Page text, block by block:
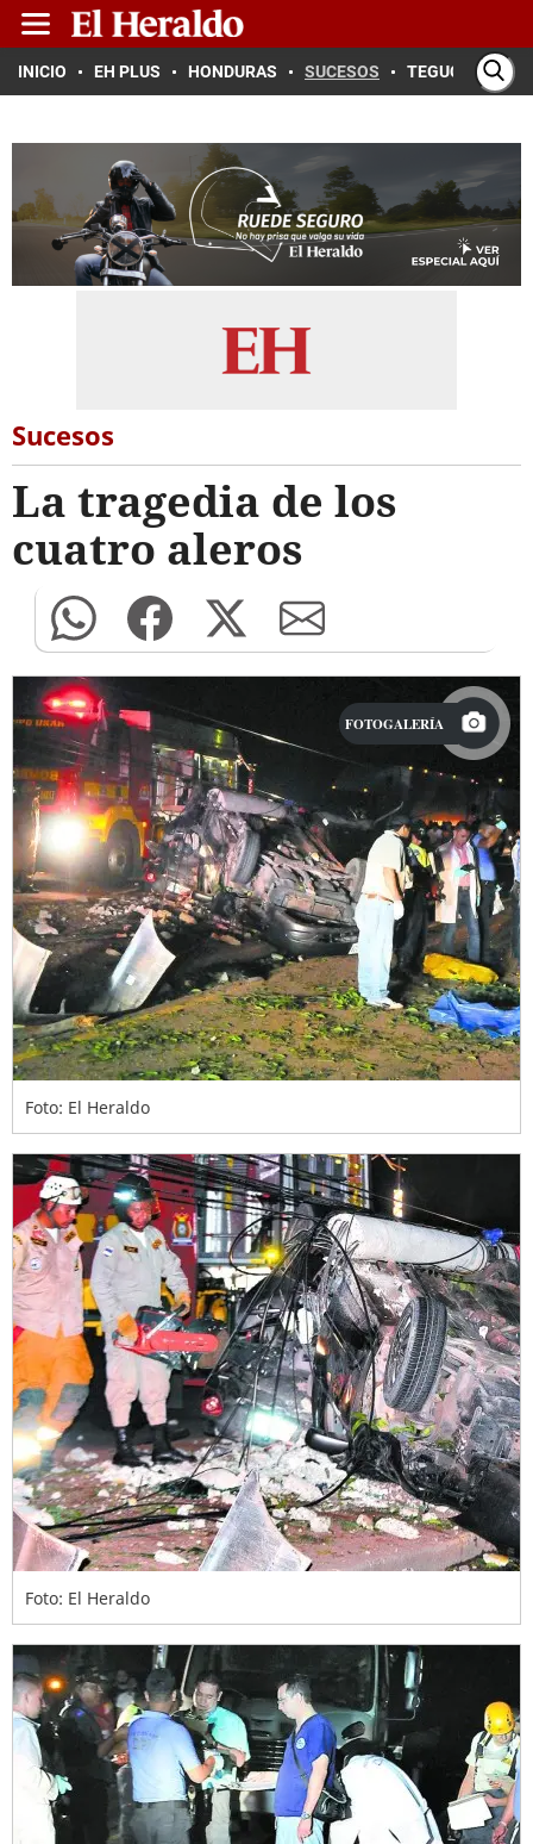
INICIO EH PLUS HONDURAS SUCESOS TEGUCIGALPA
Sucesos
La tragedia de los
cuatro aleros
FOTOGALERÍA
Foto: El Heraldo
Foto: El Heraldo